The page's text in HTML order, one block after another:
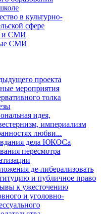
в культурно-
сфере
и СМИ
СМИ
проекта
мероприятия
толка
идея,
империализм
любви...
дела ЮКОСа
пересмотра
де-либерализовать
и публичное право
к ужесточению
и уголовно-